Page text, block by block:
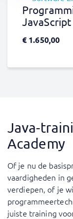
JavaScript
€ 1.650,00
Java-
Academy
Of je nu de
vaardigheden in
verdiepen, of je
juiste training